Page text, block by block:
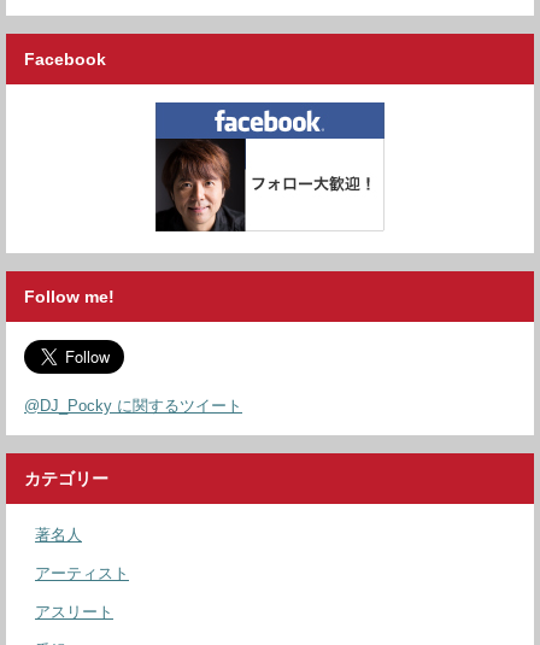
Facebook
Follow me!
@DJ_Pocky に関するツイート
カテゴリー
著名人
アーティスト
アスリート